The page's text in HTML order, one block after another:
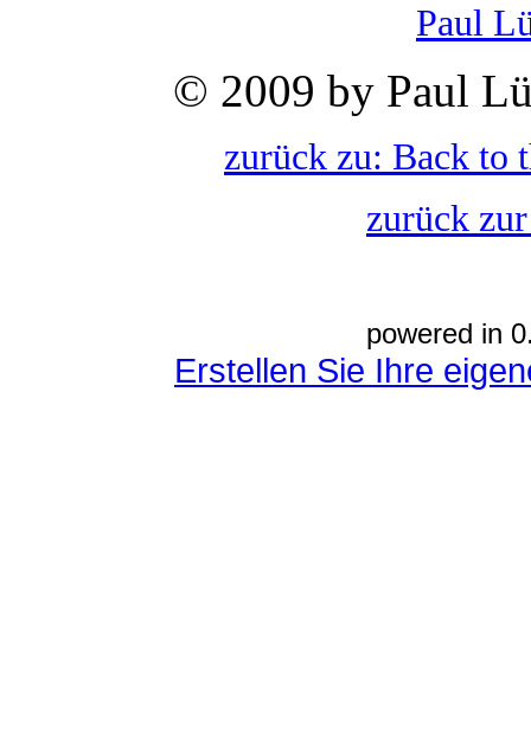
Paul
© 2009 by Paul
zurück zu: Back to
zurück
powered in
Erstellen Sie Ihre